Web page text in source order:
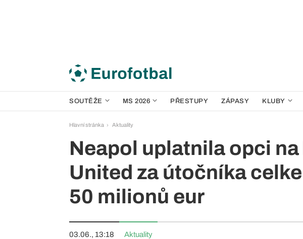
SOUTĚŽE MS 2026 PŘESTUPY ZÁPASY KLUBY
Hlavní stránka Aktuality
Neapol uplatnila opci
United za útočníka
50 milionů eur
03.06., 13:18 Aktuality